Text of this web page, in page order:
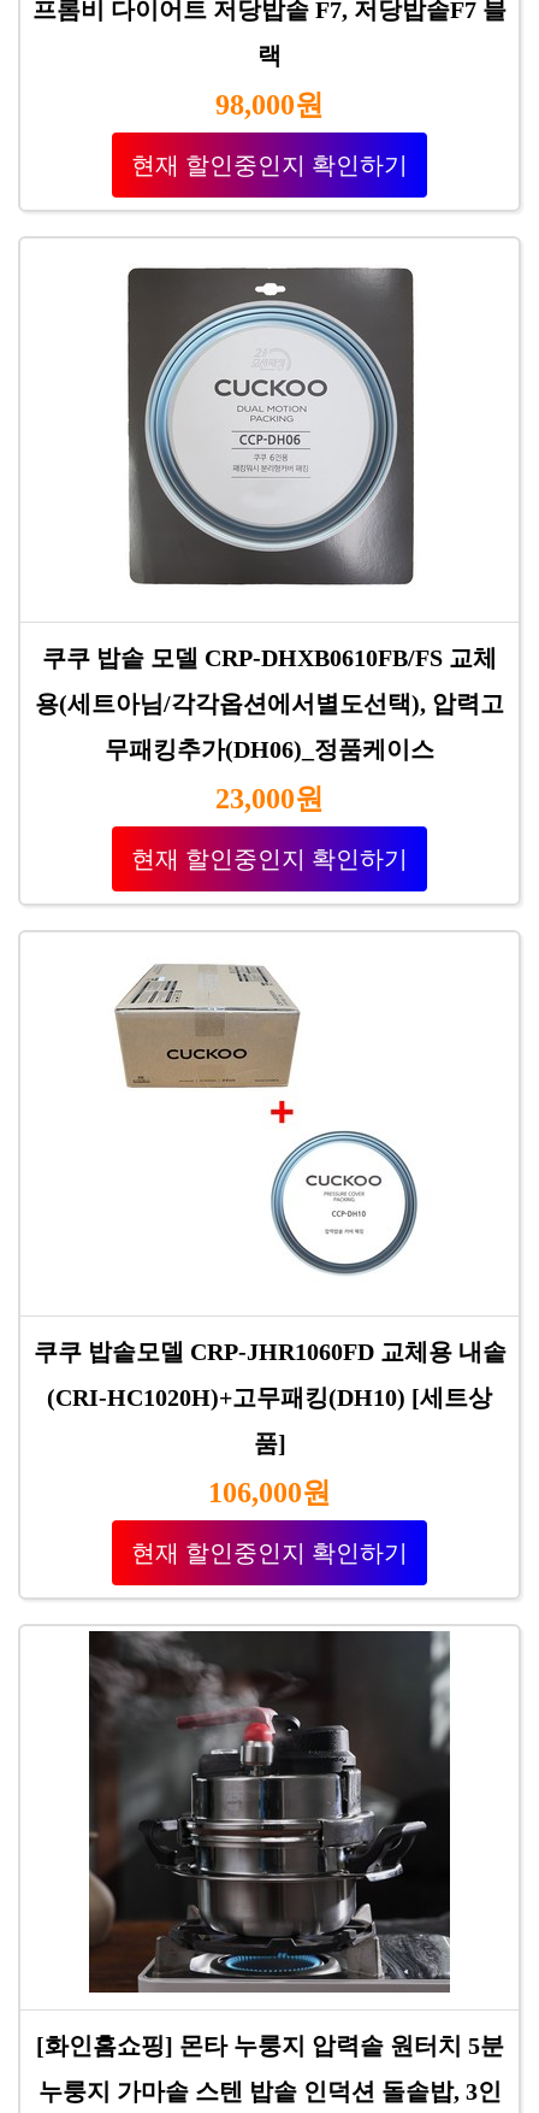
프롬비 다이어트 저당밥솥 F7, 저당밥솥F7 블
랙
98,000원
현재 할인중인지 확인하기
쿠쿠 밥솥 모델 CRP-DHXB0610FB/FS 교체
용(세트아님/각각옵션에서별도선택), 압력고
무패킹추가(DH06)_정품케이스
23,000원
현재 할인중인지 확인하기
쿠쿠 밥솥모델 CRP-JHR1060FD 교체용 내솥
(CRI-HC1020H)+고무패킹(DH10) [세트상
품]
106,000원
현재 할인중인지 확인하기
[화인홈쇼핑] 몬타 누룽지 압력솥 원터치 5분
누룽지 가마솥 스텐 밥솥 인덕션 돌솥밥, 3인